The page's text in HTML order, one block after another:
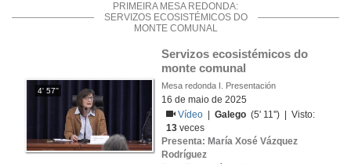
PRIMEIRA MESA REDONDA:
SERVIZOS ECOSISTÉMICOS DO
MONTE COMUNAL
4' 57''
Servizos ecosistémicos do
monte comunal
Mesa redonda I. Presentación
16 de maio de 2025
Vídeo
|Galego (5' 11'') | Visto:
13 veces
Presenta: María Xosé Vázquez
Rodríguez